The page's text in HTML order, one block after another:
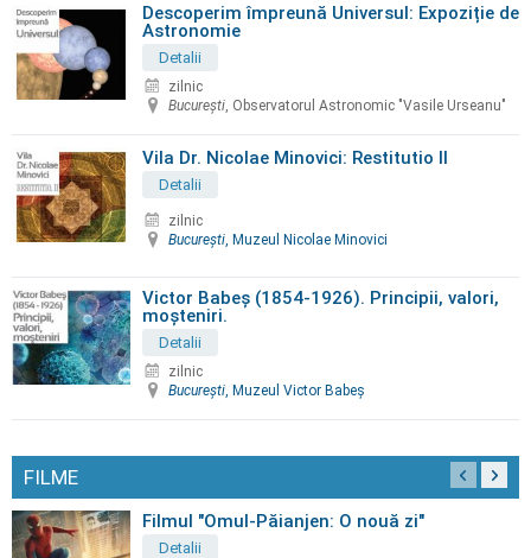
Descoperim împreună Universul: Expoziție de
Astronomie
Detalii
zilnic
Bucureşti, Observatorul Astronomic "Vasile Urseanu"
Vila Dr. Nicolae Minovici: Restitutio II
Detalii
zilnic
Bucureşti, Muzeul Nicolae Minovici
Victor Babeș (1854-1926). Principii, valori,
moșteniri.
Detalii
zilnic
Bucureşti, Muzeul Victor Babeș
FILME
Filmul "Omul-Păianjen: O nouă zi"
Detalii